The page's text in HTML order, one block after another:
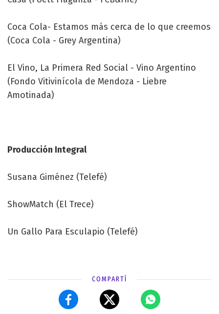
Coca Cola- Estamos más cerca de lo que creemos
(Coca Cola - Grey Argentina)
El Vino, La Primera Red Social - Vino Argentino
(Fondo Vitivinícola de Mendoza - Liebre
Amotinada)
Producción Integral
Susana Giménez (Telefé)
ShowMatch (El Trece)
Un Gallo Para Esculapio (Telefé)
COMPARTÍ